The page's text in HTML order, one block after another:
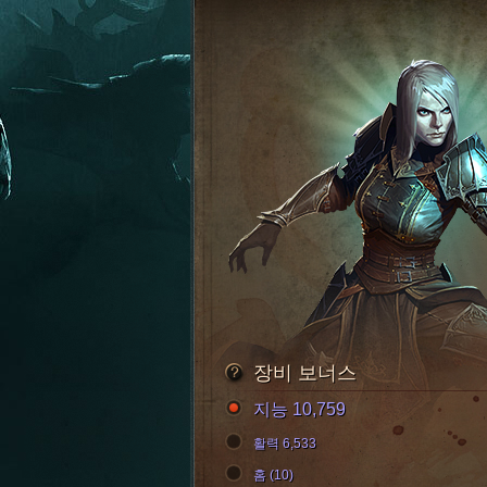
장비 보너스
지능 10,759
활력 6,533
홈 (10)